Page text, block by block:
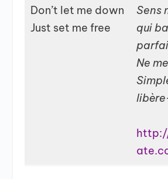
Don’t let me down
Just set me free
Sens
qui
Ne